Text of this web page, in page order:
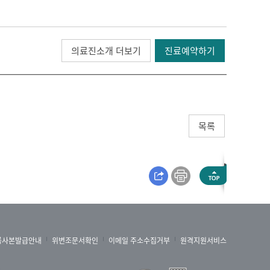
중요한 문제도 있습니다.
니다. 디스크라는 것은 척추 뼈와 뼈 사이에
아 없어집니다.
합니다. 이제 허리 아픈 것뿐만 아니라 많은
도 관절입니다. 허리도 관절이기 때문에 이
의료진소개 더보기 진료예약하기
목록
본발급안내 위변조문서확인 이메일 주소수집거부 원격지원서비스